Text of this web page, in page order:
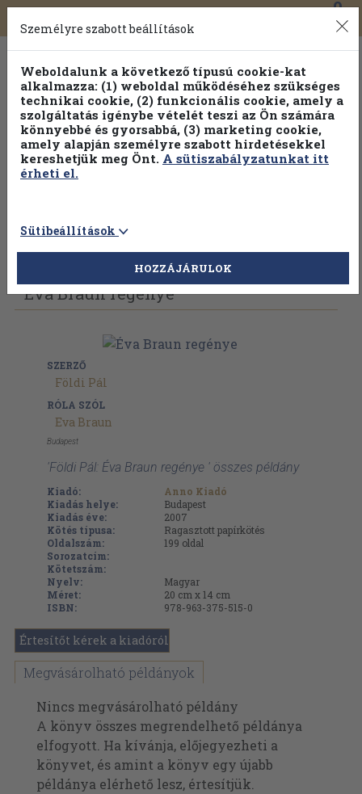
Toggle
navigation
0
Vissza az előző oldalra Válasszon példányt
Éva Braun regénye
SZERZŐ
Földi Pál
RÓLA SZÓL
Eva Braun
Budapest
'Földi Pál: Éva Braun regénye ' összes példány
Kiadó:
Anno Kiadó
Kiadás helye:
Budapest
Kiadás éve:
2007
Kötés típusa:
Ragasztott papírkötés
Oldalszám:
199 oldal
Sorozatcím:
Kötetszám:
Nyelv:
Magyar
Méret:
20 cm x 14 cm
ISBN:
978-963-375-515-0
Értesítőt kérek a kiadóról
Megvásárolható példányok
Nincs megvásárolható példány
A könyv összes megrendelhető példánya
elfogyott. Ha kívánja, előjegyezheti a
könyvet, és amint a könyv egy újabb
példánya elérhető lesz, értesítjük.
Személyre szabott beállítások
Weboldalunk a következő típusú cookie-kat
alkalmazza: (1) weboldal működéséhez szükséges
technikai cookie, (2) funkcionális cookie, amely a
szolgáltatás igénybe vételét teszi az Ön számára
könnyebbé és gyorsabbá, (3) marketing cookie,
amely alapján személyre szabott hirdetésekkel
kereshetjük meg Önt. A sütiszabályzatunkat itt
érheti el.
Sütibeállítások
HOZZÁJÁRULOK